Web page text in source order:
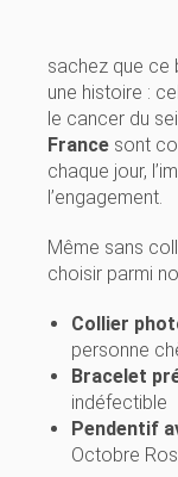
sachez que ce
une histoire :
le cancer du
France sont
chaque jour,
l’engagement.
Même sans
choisir parmi
Collier
personne
Bracelet
indéfectible
Pendentif
Octobre